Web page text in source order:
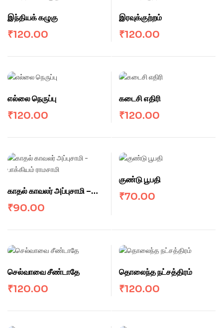
இந்தியக் கழுகு
₹120.00
இரவுக்குற்றம்
₹120.00
எல்லை நெருப்பு
₹120.00
கடைசி எதிரி
₹120.00
காதல் காவலர் அப்புசாமி –
பாக்கியம் ராமசாமி
₹90.00
குண்டு பூபதி
₹70.00
செல்வாவை சீண்டாதே
₹120.00
தொலைந்த நட்சத்திரம்
₹120.00